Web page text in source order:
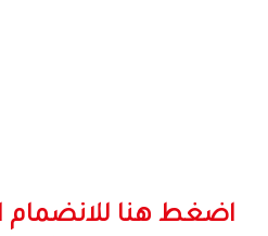
اضغط هنا للانضمام